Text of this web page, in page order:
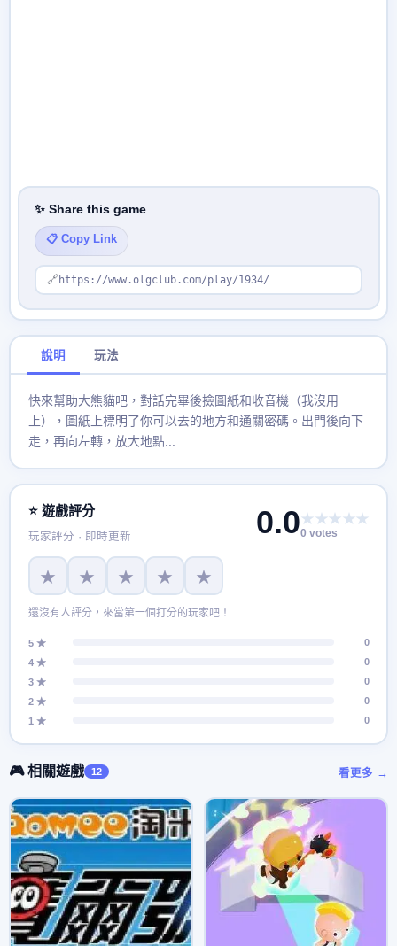
✨ Share this game
📋 Copy Link
🔗 https://www.olgclub.com/play/1934/
說明 玩法
快來幫助大熊貓吧，對話完畢後撿圖紙和收音機（我沒用
上），圖紙上標明了你可以去的地方和通關密碼。出門後向下
走，再向左轉，放大地點...
⭐ 遊戲評分
玩家評分 · 即時更新 0.0★★★★★
0 votes
★ ★ ★ ★ ★
還沒有人評分，來當第一個打分的玩家吧！
5 ★
0
4 ★
0
3 ★
0
2 ★
0
1 ★
0
🎮 相關遊戲 12 看更多 →